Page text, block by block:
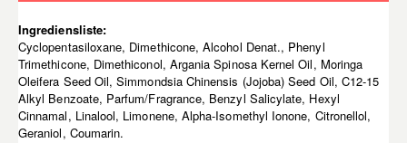
Ingrediensliste:
Cyclopentasiloxane, Dimethicone, Alcohol Denat., Phenyl
Trimethicone, Dimethiconol, Argania Spinosa Kernel Oil, Moringa
Oleifera Seed Oil, Simmondsia Chinensis (Jojoba) Seed Oil, C12-15
Alkyl Benzoate, Parfum/Fragrance, Benzyl Salicylate, Hexyl
Cinnamal, Linalool, Limonene, Alpha-Isomethyl Ionone, Citronellol,
Geraniol, Coumarin.